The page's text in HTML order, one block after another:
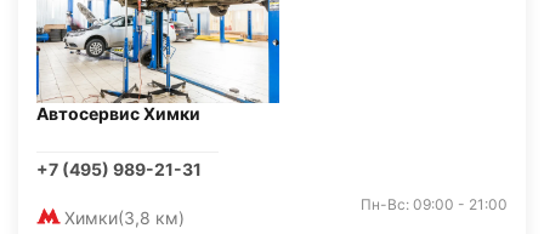
Автосервис Химки
+7 (495) 989-21-31
Химки(3,8 км)
Пн-Вс: 09:00 - 21:00